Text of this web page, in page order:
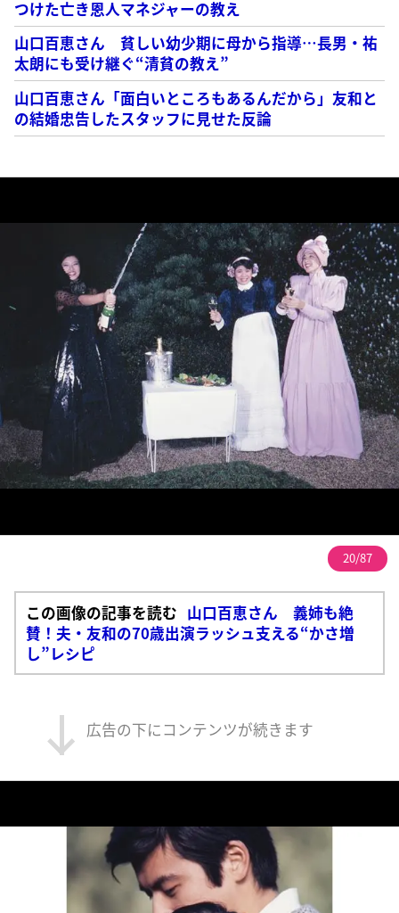
つけた亡き恩人マネジャーの教え
山口百恵さん 貧しい幼少期に母から指導…長男・祐
太朗にも受け継ぐ“清貧の教え”
山口百恵さん「面白いところもあるんだから」友和と
の結婚忠告したスタッフに見せた反論
20/87
この画像の記事を読む 山口百恵さん 義姉も絶
賛！夫・友和の70歳出演ラッシュ支える“かさ増
し”レシピ
広告の下にコンテンツが続きます